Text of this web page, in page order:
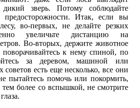
зверь. Потому соблюдайте
Итак, если вы
во-первых, не делайте резких
увеличьте дистанцию на
Во-вторых, держите животное
к нему спиной, по
за деревом, машиной или
есть еще несколько, все они
пытайтесь помочь или покормить,
тем более со вспышкой, не смотрите